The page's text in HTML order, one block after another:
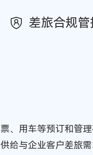
差旅合规管
、用车等预订和管
给与企业客户差旅